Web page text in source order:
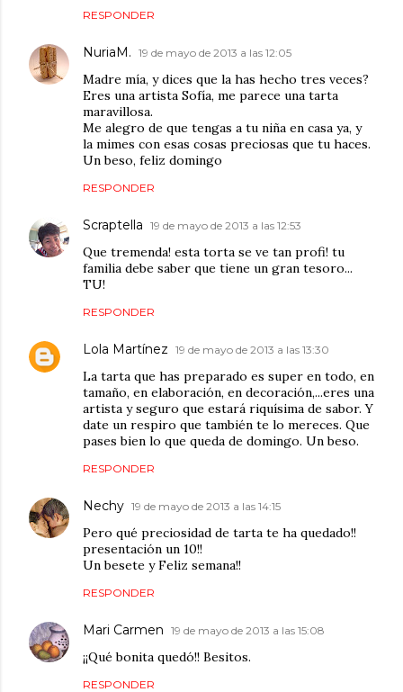
RESPONDER
NuriaM. 19 de mayo de 2013 a las 12:05
Madre mía, y dices que la has hecho tres veces?
Eres una artista Sofía, me parece una tarta
maravillosa.
Me alegro de que tengas a tu niña en casa ya, y
la mimes con esas cosas preciosas que tu haces.
Un beso, feliz domingo
RESPONDER
Scraptella 19 de mayo de 2013 a las 12:53
Que tremenda! esta torta se ve tan profi! tu
familia debe saber que tiene un gran tesoro...
TU!
RESPONDER
Lola Martínez 19 de mayo de 2013 a las 13:30
La tarta que has preparado es super en todo, en
tamaño, en elaboración, en decoración,...eres una
artista y seguro que estará riquísima de sabor. Y
date un respiro que también te lo mereces. Que
pases bien lo que queda de domingo. Un beso.
RESPONDER
Nechy 19 de mayo de 2013 a las 14:15
Pero qué preciosidad de tarta te ha quedado!!
presentación un 10!!
Un besete y Feliz semana!!
RESPONDER
Mari Carmen 19 de mayo de 2013 a las 15:08
¡¡Qué bonita quedó!! Besitos.
RESPONDER